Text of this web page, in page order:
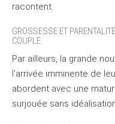
racontent.
GROSSESSE ET
COUPLE
Par ailleurs, la grande
l’arrivée imminente de
abordent avec une
surjouée sans